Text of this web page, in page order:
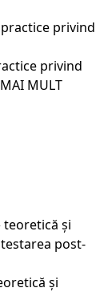
privind
MULT
și